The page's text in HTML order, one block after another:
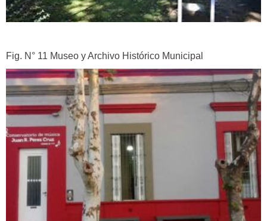
Fig. N° 11 Museo y Archivo Histórico Municipal